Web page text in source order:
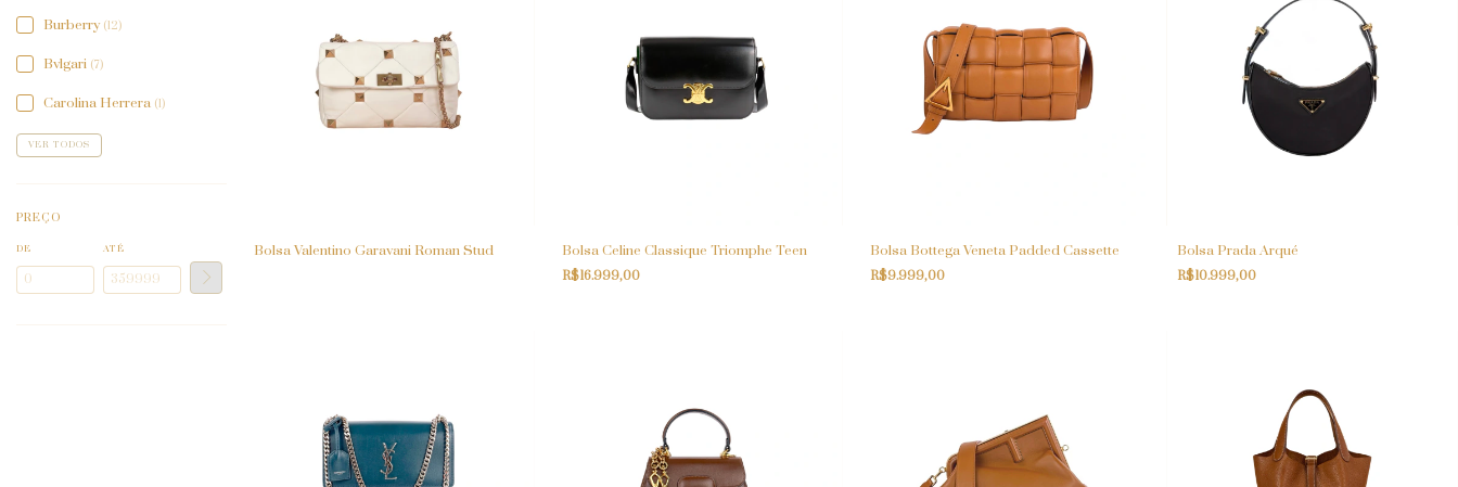
Burberry (12)
Bvlgari (7)
Carolina Herrera (1)
VER TODOS
PREÇO
DE ATÉ Bolsa Valentino Garavani Roman Stud Bolsa Celine Classique Triomphe Teen
R$16.999,00
Bolsa Bottega Veneta Padded Cassette
R$9.999,00
Bolsa Prada Arqué
R$10.999,00